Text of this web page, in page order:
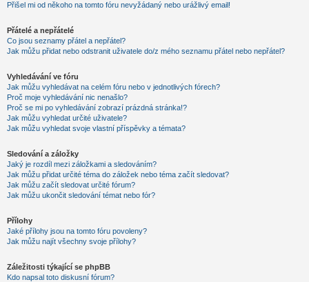
Přišel mi od někoho na tomto fóru nevyžádaný nebo urážlivý email!
Přátelé a nepřátelé
Co jsou seznamy přátel a nepřátel?
Jak můžu přidat nebo odstranit uživatele do/z mého seznamu přátel nebo nepřátel?
Vyhledávání ve fóru
Jak můžu vyhledávat na celém fóru nebo v jednotlivých fórech?
Proč moje vyhledávání nic nenašlo?
Proč se mi po vyhledávání zobrazí prázdná stránka!?
Jak můžu vyhledat určité uživatele?
Jak můžu vyhledat svoje vlastní příspěvky a témata?
Sledování a záložky
Jaký je rozdíl mezi záložkami a sledováním?
Jak můžu přidat určité téma do záložek nebo téma začít sledovat?
Jak můžu začít sledovat určité fórum?
Jak můžu ukončit sledování témat nebo fór?
Přílohy
Jaké přílohy jsou na tomto fóru povoleny?
Jak můžu najít všechny svoje přílohy?
Záležitosti týkající se phpBB
Kdo napsal toto diskusní fórum?